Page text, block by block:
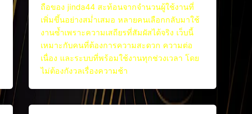
ถือของ jinda44 สะท้อนจากจำนวนผู้ใช้งานที่
เพิ่มขึ้นอย่างสม่ำเสมอ หลายคนเลือกกลับมาใช้
งานซ้ำเพราะความเสถียรที่สัมผัสได้จริง เว็บนี้
เหมาะกับคนที่ต้องการความสะดวก ความต่อ
เนื่อง และระบบที่พร้อมใช้งานทุกช่วงเวลา โดย
ไม่ต้องกังวลเรื่องความช้า